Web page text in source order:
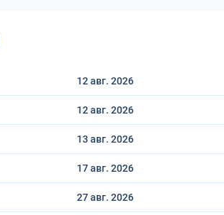
12 авг. 2026
12 авг. 2026
13 авг. 2026
17 авг. 2026
27 авг. 2026